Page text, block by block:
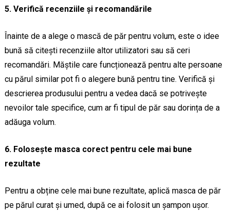
5. Verifică recenziile și recomandările
Înainte de a alege o mască de păr pentru volum, este o idee
bună să citești recenziile altor utilizatori sau să ceri
recomandări. Măștile care funcționează pentru alte persoane
cu părul similar pot fi o alegere bună pentru tine. Verifică și
descrierea produsului pentru a vedea dacă se potrivește
nevoilor tale specifice, cum ar fi tipul de păr sau dorința de a
adăuga volum.
6. Folosește masca corect pentru cele mai bune
rezultate
Pentru a obține cele mai bune rezultate, aplică masca de păr
pe părul curat și umed, după ce ai folosit un șampon ușor.